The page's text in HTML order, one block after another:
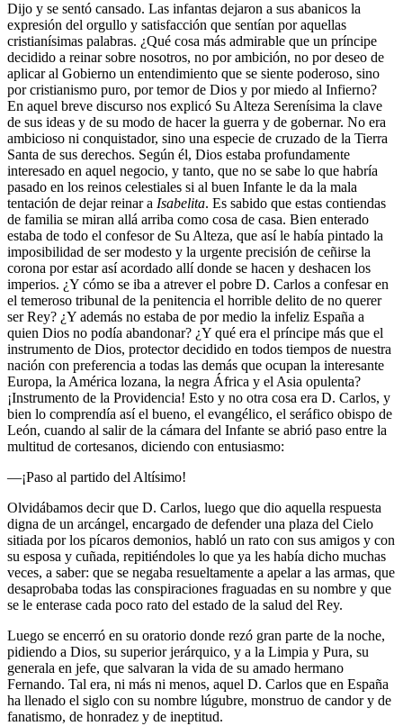
Dijo y se sentó cansado. Las infantas dejaron a sus abanicos la
expresión del orgullo y satisfacción que sentían por aquellas
cristianísimas palabras. ¿Qué cosa más admirable que un príncipe
decidido a reinar sobre nosotros, no por ambición, no por deseo de
aplicar al Gobierno un entendimiento que se siente poderoso, sino
por cristianismo puro, por temor de Dios y por miedo al Infierno?
En aquel breve discurso nos explicó Su Alteza Serenísima la clave
de sus ideas y de su modo de hacer la guerra y de gobernar. No era
ambicioso ni conquistador, sino una especie de cruzado de la Tierra
Santa de sus derechos. Según él, Dios estaba profundamente
interesado en aquel negocio, y tanto, que no se sabe lo que habría
pasado en los reinos celestiales si al buen Infante le da la mala
tentación de dejar reinar a Isabelita. Es sabido que estas contiendas
de familia se miran allá arriba como cosa de casa. Bien enterado
estaba de todo el confesor de Su Alteza, que así le había pintado la
imposibilidad de ser modesto y la urgente precisión de ceñirse la
corona por estar así acordado allí donde se hacen y deshacen los
imperios. ¿Y cómo se iba a atrever el pobre D. Carlos a confesar en
el temeroso tribunal de la penitencia el horrible delito de no querer
ser Rey? ¿Y además no estaba de por medio la infeliz España a
quien Dios no podía abandonar? ¿Y qué era el príncipe más que el
instrumento de Dios, protector decidido en todos tiempos de nuestra
nación con preferencia a todas las demás que ocupan la interesante
Europa, la América lozana, la negra África y el Asia opulenta?
¡Instrumento de la Providencia! Esto y no otra cosa era D. Carlos, y
bien lo comprendía así el bueno, el evangélico, el seráfico obispo de
León, cuando al salir de la cámara del Infante se abrió paso entre la
multitud de cortesanos, diciendo con entusiasmo:
—¡Paso al partido del Altísimo!
Olvidábamos decir que D. Carlos, luego que dio aquella respuesta
digna de un arcángel, encargado de defender una plaza del Cielo
sitiada por los pícaros demonios, habló un rato con sus amigos y con
su esposa y cuñada, repitiéndoles lo que ya les había dicho muchas
veces, a saber: que se negaba resueltamente a apelar a las armas, que
desaprobaba todas las conspiraciones fraguadas en su nombre y que
se le enterase cada poco rato del estado de la salud del Rey.
Luego se encerró en su oratorio donde rezó gran parte de la noche,
pidiendo a Dios, su superior jerárquico, y a la Limpia y Pura, su
generala en jefe, que salvaran la vida de su amado hermano
Fernando. Tal era, ni más ni menos, aquel D. Carlos que en España
ha llenado el siglo con su nombre lúgubre, monstruo de candor y de
fanatismo, de honradez y de ineptitud.